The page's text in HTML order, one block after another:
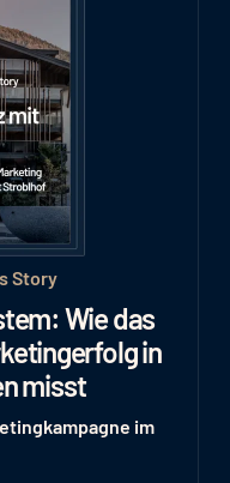
Story
Wie das
in
misst
im